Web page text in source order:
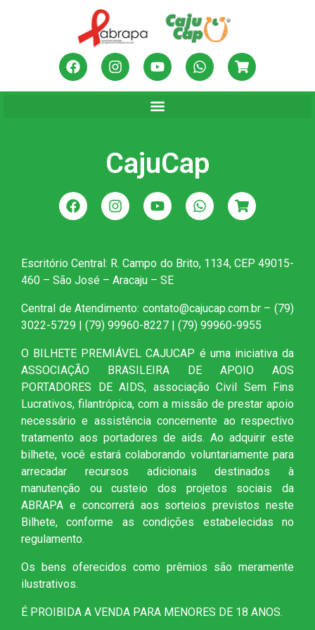
CajuCap
Escritório Central: R. Campo do Brito, 1134, CEP 49015-
460 – São José – Aracaju – SE
Central de Atendimento: contato@cajucap.com.br – (79)
3022-5729 | (79) 99960-8227 | (79) 99960-9955
O BILHETE PREMIÁVEL CAJUCAP é uma iniciativa da
ASSOCIAÇÃO BRASILEIRA DE APOIO AOS
PORTADORES DE AIDS, associação Civil Sem Fins
Lucrativos, filantrópica, com a missão de prestar apoio
necessário e assistência concernente ao respectivo
tratamento aos portadores de aids. Ao adquirir este
bilhete, você estará colaborando voluntariamente para
arrecadar recursos adicionais destinados à
manutenção ou custeio dos projetos sociais da
ABRAPA e concorrerá aos sorteios previstos neste
Bilhete, conforme as condições estabelecidas no
regulamento.
Os bens oferecidos como prêmios são meramente
ilustrativos.
É PROIBIDA A VENDA PARA MENORES DE 18 ANOS.